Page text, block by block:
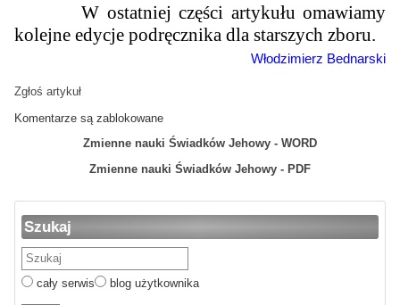
Zmienne nauki Świadków Jehowy - WORD
Zmienne nauki Świadków Jehowy - PDF
Szukaj
cały serwis blog użytkownika
W ostatniej części artykułu omawiamy
kolejne edycje podręcznika dla starszych zboru.
Włodzimierz Bednarski
Zgłoś artykuł
Komentarze są zablokowane